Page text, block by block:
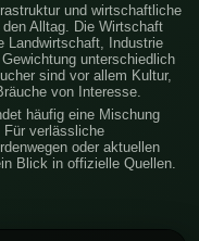
und wirtschaftliche
Alltag. Die Wirtschaft
Landwirtschaft, Industrie
unterschiedlich
sind vor allem Kultur,
von Interesse.
häufig eine Mischung
Für verlässliche
oder aktuellen
Blick in offizielle Quellen.